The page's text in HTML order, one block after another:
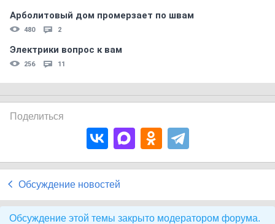
Арболитовый дом промерзает по швам
480 2
Электрики вопрос к вам
256 11
Поделиться
Обсуждение новостей
Обсуждение этой темы закрыто модератором форума.